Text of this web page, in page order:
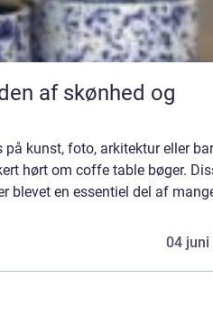
af skønhed og
kunst, foto, arkitektur eller
hørt om coffe table bøger.
blevet en essentiel del af
04 juni